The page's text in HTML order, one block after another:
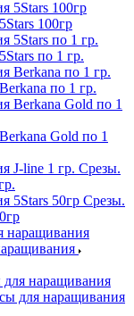
100гр
по 1 гр.
по 1 гр.
Gold по 1
Срезы.
Срезы.
наращивания